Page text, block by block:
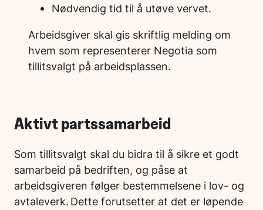
Nødvendig tid til å utøve vervet.
Arbeidsgiver skal gis skriftlig melding om
hvem som representerer Negotia som
tillitsvalgt på arbeidsplassen.
Aktivt partssamarbeid
Som tillitsvalgt skal du bidra til å sikre et godt
samarbeid på bedriften, og påse at
arbeidsgiveren følger bestemmelsene i lov- og
avtaleverk. Dette forutsetter at det er løpende